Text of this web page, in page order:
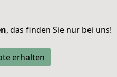
, das finden Sie nur bei uns!
erhalten